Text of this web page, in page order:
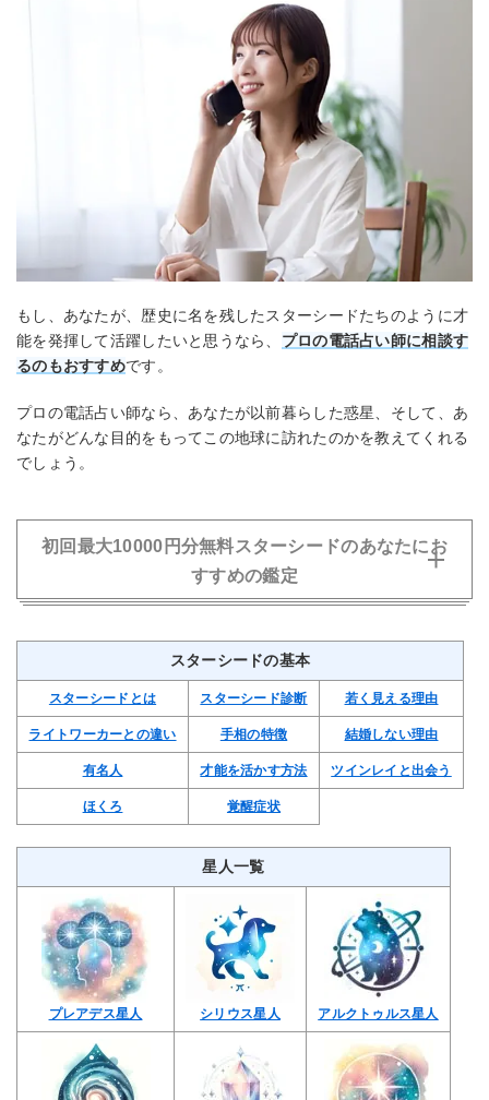
もし、あなたが、歴史に名を残したスターシードたちのように才
能を発揮して活躍したいと思うなら、 プロの電話占い師に相談す
るのもおすすめです。
プロの電話占い師なら、あなたが以前暮らした惑星、そして、あ
なたがどんな目的をもってこの地球に訪れたのかを教えてくれる
でしょう。
初回最大10000円分無料スターシードのあなたにお
すすめの鑑定
人生最深の宇宙意識体験
リーア先生
料金：1分/ 450 円 占歴：21年 4ヶ月
口コミ・詳細を見る
スターシードの基本
スターシードとは スターシード診断 若く見える理由
ライトワーカーとの違い 手相の特徴 結婚しない理由
有名人 才能を活かす方法 ツインレイと出会う
ほくろ 覚醒症状
星人一覧
プレアデス星人 シリウス星人 アルクトゥルス星人